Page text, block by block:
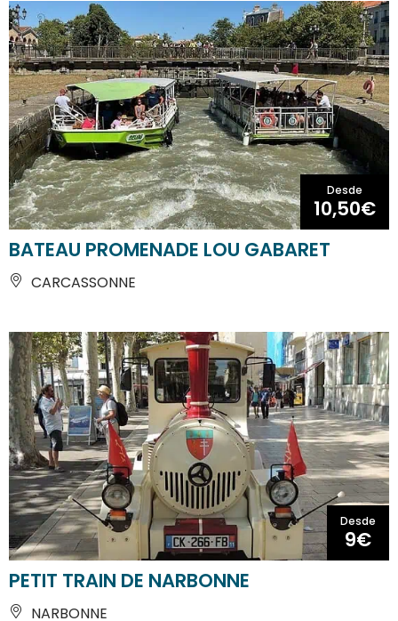
Desde
10,50€
BATEAU PROMENADE LOU GABARET
CARCASSONNE
Desde
9€
PETIT TRAIN DE NARBONNE
NARBONNE